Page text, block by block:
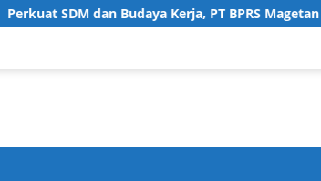
Budaya Kerja, PT BPRS Magetan Bekali Staf